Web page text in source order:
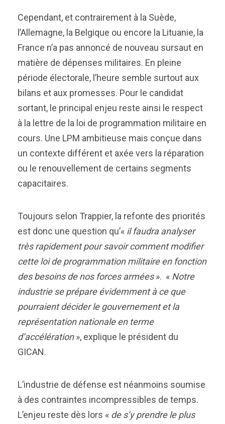
Cependant, et contrairement à la Suède,
l’Allemagne, la Belgique ou encore la Lituanie, la
France n’a pas annoncé de nouveau sursaut en
matière de dépenses militaires. En pleine
période électorale, l’heure semble surtout aux
bilans et aux promesses. Pour le candidat
sortant, le principal enjeu reste ainsi le respect
à la lettre de la loi de programmation militaire en
cours. Une LPM ambitieuse mais conçue dans
un contexte différent et axée vers la réparation
ou le renouvellement de certains segments
capacitaires.
Toujours selon Trappier, la refonte des priorités
est donc une question qu’« il faudra analyser
très rapidement pour savoir comment modifier
cette loi de programmation militaire en fonction
des besoins de nos forces armées». « Notre
industrie se prépare évidemment à ce que
pourraient décider le gouvernement et la
représentation nationale en terme
d’accélération», explique le président du
GICAN.
L’industrie de défense est néanmoins soumise
à des contraintes incompressibles de temps.
L’enjeu reste dès lors « de s’y prendre le plus